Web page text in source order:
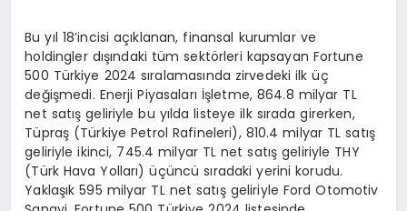
Bu yıl 18’incisi açıklanan, finansal kurumlar ve
holdingler dışındaki tüm sektörleri kapsayan Fortune
500 Türkiye 2024 sıralamasında zirvedeki ilk üç
değişmedi. Enerji Piyasaları İşletme, 864.8 milyar TL
net satış geliriyle bu yılda listeye ilk sırada girerken,
Tüpraş (Türkiye Petrol Rafineleri), 810.4 milyar TL satış
geliriyle ikinci, 745.4 milyar TL net satış geliriyle THY
(Türk Hava Yolları) üçüncü sıradaki yerini korudu.
Yaklaşık 595 milyar TL net satış geliriyle Ford Otomotiv